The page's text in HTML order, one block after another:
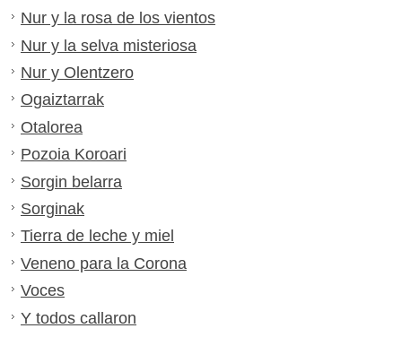
Nur y la rosa de los vientos
Nur y la selva misteriosa
Nur y Olentzero
Ogaiztarrak
Otalorea
Pozoia Koroari
Sorgin belarra
Sorginak
Tierra de leche y miel
Veneno para la Corona
Voces
Y todos callaron